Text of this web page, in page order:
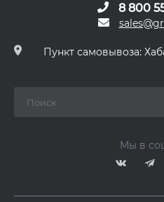
8 800
Пункт самовывоза:
Мы в